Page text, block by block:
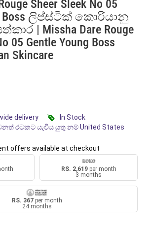
Sheer Sleek No 05
Boss ලිප්ස්ටික් කොරියානු
| Missha Dare Rouge
05 Gentle Young Boss
Skincare
delivery
In Stock
රටකට යැවිය යුතු නම් United States
offers available at checkout
RS. 2,619per month
3 months
RS. 367 per month
24 months